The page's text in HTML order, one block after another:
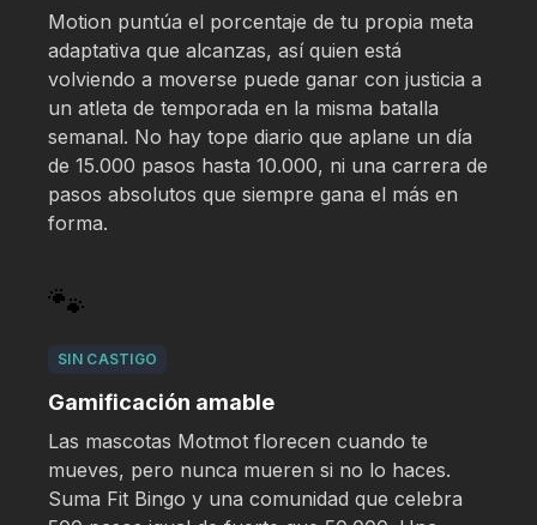
Motion puntúa el porcentaje de tu propia meta
adaptativa que alcanzas, así quien está
volviendo a moverse puede ganar con justicia a
un atleta de temporada en la misma batalla
semanal. No hay tope diario que aplane un día
de 15.000 pasos hasta 10.000, ni una carrera de
pasos absolutos que siempre gana el más en
forma.
🐾
SIN CASTIGO
Gamificación amable
Las mascotas Motmot florecen cuando te
mueves, pero nunca mueren si no lo haces.
Suma Fit Bingo y una comunidad que celebra